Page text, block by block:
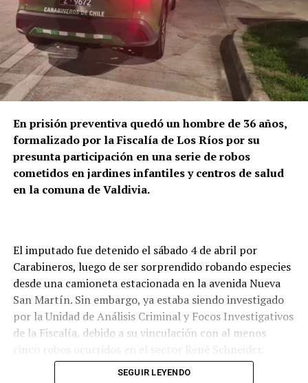
En prisión preventiva quedó un hombre de 36 años,
formalizado por la Fiscalía de Los Ríos por su
presunta participación en una serie de robos
cometidos en jardines infantiles y centros de salud
en la comuna de Valdivia.
El imputado fue detenido el sábado 4 de abril por
Carabineros, luego de ser sorprendido robando especies
desde una camioneta estacionada en la avenida Nueva
San Martín. Sin embargo, ya estaba siendo investigado
por la Unidad de Análisis Criminal y Focos Investigativos
de la Fiscalía, debido a su vinculación con al menos
SEGUIR LEYENDO